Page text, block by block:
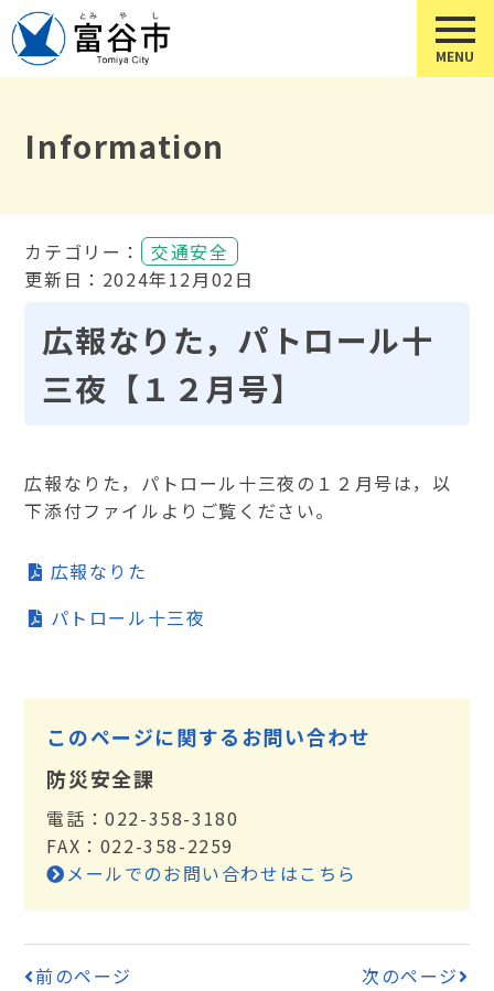
Information
カテゴリー：
交通安全
更新日：2024年12月02日
広報なりた，パトロール十
三夜【１２月号】
広報なりた，パトロール十三夜の１２月号は，以
下添付ファイルよりご覧ください。
広報なりた
パトロール十三夜
このページに関するお問い合わせ
防災安全課
電話：022-358-3180
FAX：022-358-2259
メールでのお問い合わせはこちら
前のページ 次のページ